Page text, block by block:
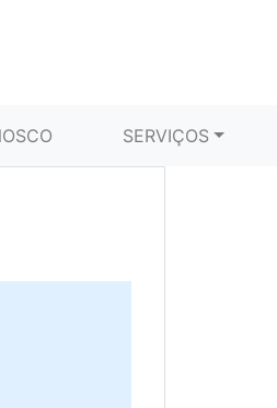
SERVIÇOS